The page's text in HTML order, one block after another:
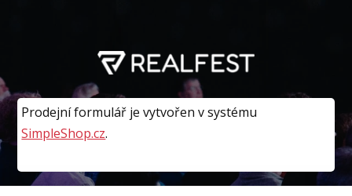
Prodejní formulář je vytvořen v systému
SimpleShop.cz.